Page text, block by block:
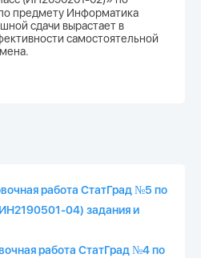
предмету Информатика
сдачи вырастает в
самостоятельной
работа СтатГрад №5 по
04) задания и
работа СтатГрад №4 по